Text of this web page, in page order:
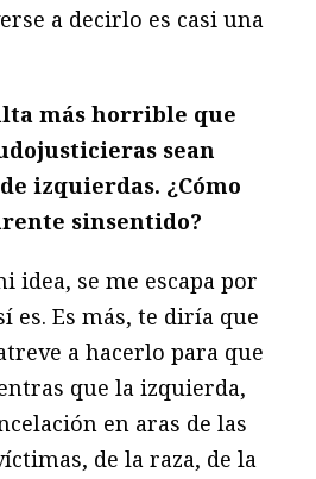
a decirlo es casi una
más horrible que
sean
izquierdas. ¿Cómo
sinsentido?
idea, se me escapa por
es. Es más, te diría que
a hacerlo para que
que la izquierda,
en aras de las
de la raza, de la